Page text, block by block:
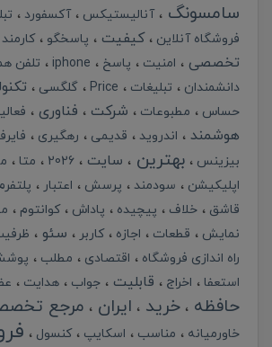
سامسونگ آنالیستیکس آکسفورد
فروشگاه آنلاین
کیفیت پاسخگو کارمند
تخصصی امنیت پاسخ iphone تلفن
دانشمندان
تبلیغات Price گلگسی
حساس
مطبوعات شرکت فناوری
هوشمند اندروید قدیمی رهگیری
بیزینس
بهترین سایت 2026 متا
اپلیکیشن
سودمند پرسش اعتبار
قاشق
خلاف پیچیده پاداش کوانتوم
نمایش
قطعات اجازه کاربر سئو
راه اندازی فروشگاه
اقتصادی مطلب
استعفا
اخراج قابلیت جواب هدایت
حافظه خرید ایران مرجع
خاورمیانه
مناسب اسکایپ کنسول